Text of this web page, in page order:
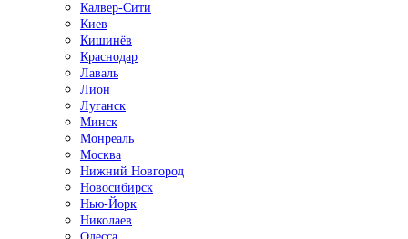
Калвер-Сити
Киев
Кишинёв
Краснодар
Лаваль
Лион
Луганск
Минск
Монреаль
Москва
Нижний Новгород
Новосибирск
Нью-Йорк
Николаев